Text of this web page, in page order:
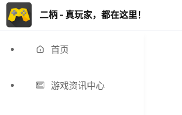
二柄 - 真玩家，都在这里！
首页
游戏资讯中心